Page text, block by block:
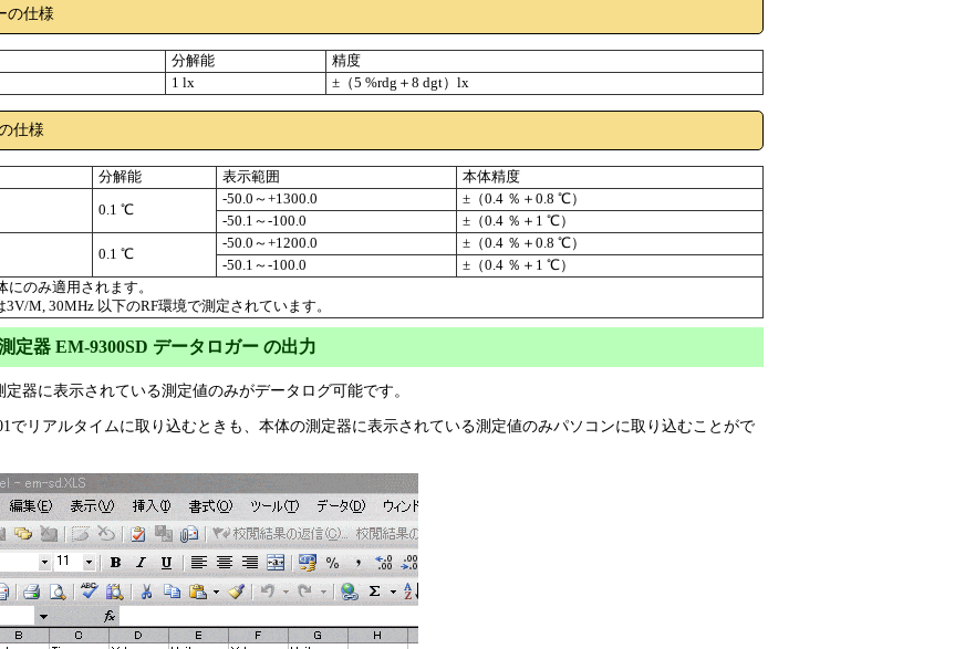
の仕様
分解能
精度
1 lx ±（5 %rdg＋8 dgt）lx
仕様
分解能 表示範囲 本体精度
0.1 ℃
-50.0～+1300.0
±（0.4 ％＋0.8 ℃）
-50.1～-100.0
±（0.4 ％＋1 ℃）
0.1 ℃
-50.0～+1200.0
±（0.4 ％＋0.8 ℃）
-50.1～-100.0
±（0.4 ％＋1 ℃）
にのみ適用されます。
3V/M, 30MHz 以下のRF環境で測定されています。
定器 EM-9300SD データロガー の出力
器に表示されている測定値のみがデータログ可能です。
ルタイムに取り込むときも、本体の測定器に表示されている測定値のみパソコンに取り込むことがで